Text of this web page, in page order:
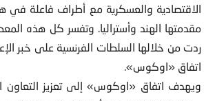
الاقتصادية والعسكرية مع أطراف فاعلة
مقدمتها الهند وأستراليا. وتفسر كل هذه
ردت من خلالها السلطات الفرنسية على خبر
اتفاق «اوكوس».
ويهدف اتفاق «اوكوس» إلى تعزيز التعاون